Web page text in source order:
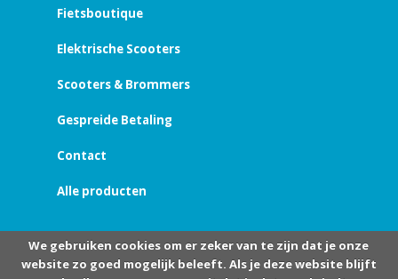
Fietsboutique
Elektrische Scooters
Scooters & Brommers
Gespreide Betaling
Contact
Alle producten
We gebruiken cookies om er zeker van te zijn dat je onze
website zo goed mogelijk beleeft. Als je deze website blijft